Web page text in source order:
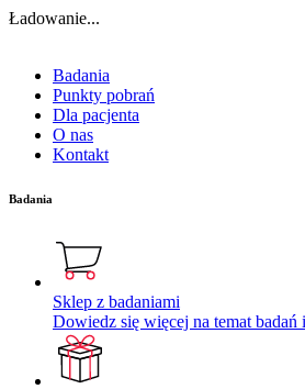
Ładowanie...
Badania
Punkty pobrań
Dla pacjenta
O nas
Kontakt
Badania
Sklep z badaniami
Dowiedz się więcej na temat badań